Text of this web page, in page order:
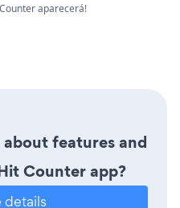
aparecerá!
features and
Counter app?
details